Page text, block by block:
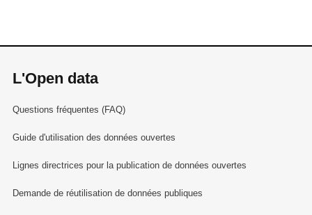
L'Open data
Questions fréquentes (FAQ)
Guide d'utilisation des données ouvertes
Lignes directrices pour la publication de données ouvertes
Demande de réutilisation de données publiques